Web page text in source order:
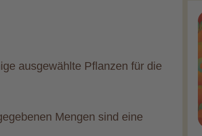
ausgewählte Pflanzen für die
Mengen sind eine